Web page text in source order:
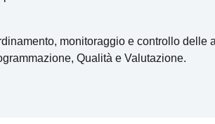
monitoraggio e controllo
Qualità e Valutazione.